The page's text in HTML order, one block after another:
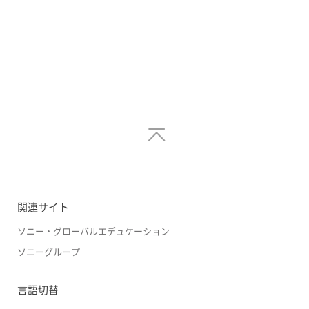
関連サイト
ソニー・グローバルエデュケーション
ソニーグループ
言語切替